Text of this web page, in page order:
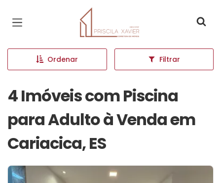
Página inicial
Ordenar Filtrar
4 Imóveis com Piscina
para Adulto à Venda em
Cariacica, ES